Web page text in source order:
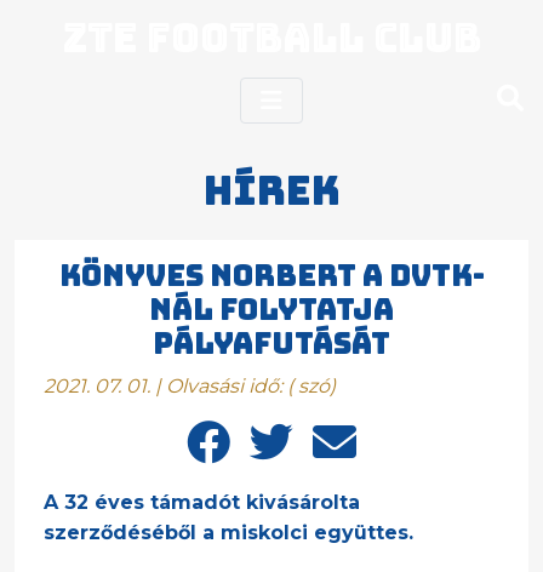
Hírek
Könyves Norbert a DVTK-
nál folytatja
pályafutását
2021. 07. 01. | Olvasási idő: (szó)
A 32 éves támadót kivásárolta
szerződéséből a miskolci együttes.